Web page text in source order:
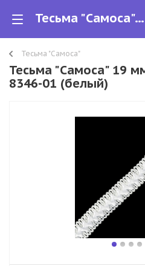
Тесьма "Самоса" 19 мм /18 м арт. 8346-01 (белый)
Тесьма "Самоса"
Тесьма "Самоса" 19
8346-01 (белый)